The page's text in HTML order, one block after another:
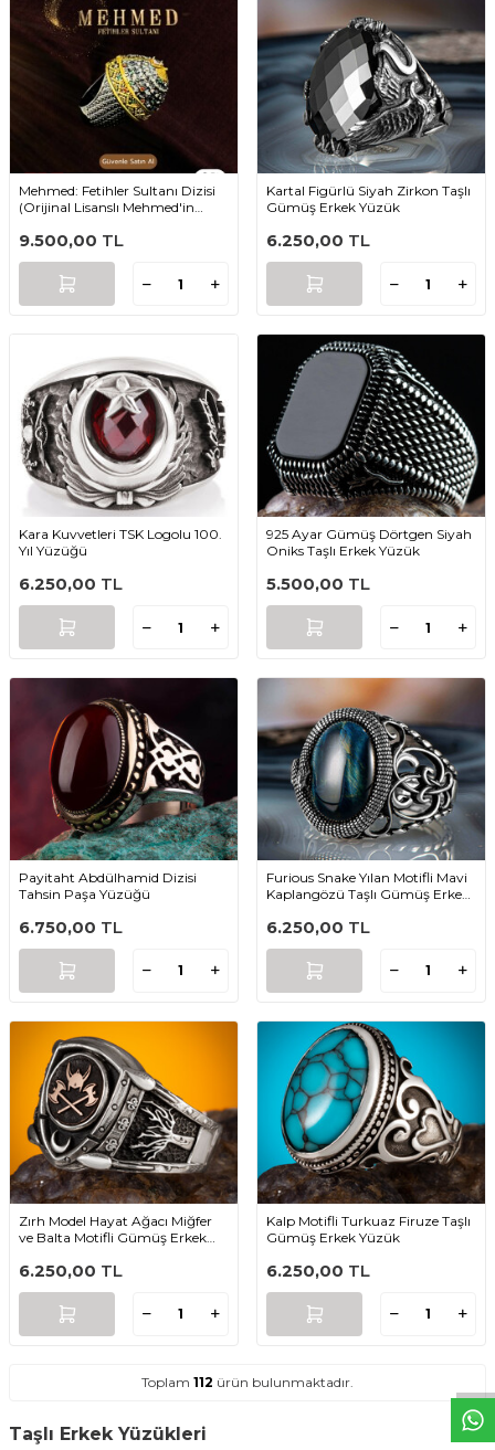
W
h
t
s
a
p
p
D
e
s
e
H
a
t
t
Mehmed: Fetihler Sultanı Dizisi
(Orijinal Lisanslı Mehmed'in
9.500,00 TL
Kartal Figürlü Siyah Zirkon Taşlı
Gümüş Erkek Yüzük
6.250,00 TL
Kara Kuvvetleri TSK Logolu 100.
Yıl Yüzüğü
6.250,00 TL
925 Ayar Gümüş Dörtgen Siyah
Oniks Taşlı Erkek Yüzük
5.500,00 TL
Payitaht Abdülhamid Dizisi
Tahsin Paşa Yüzüğü
6.750,00 TL
Furious Snake Yılan Motifli Mavi
Kaplangözü Taşlı Gümüş Erkek
6.250,00 TL
Zırh Model Hayat Ağacı Miğfer
ve Balta Motifli Gümüş Erkek
6.250,00 TL
Kalp Motifli Turkuaz Firuze Taşlı
Gümüş Erkek Yüzük
6.250,00 TL
Toplam 112 ürün bulunmaktadır.
Taşlı Erkek Yüzükleri